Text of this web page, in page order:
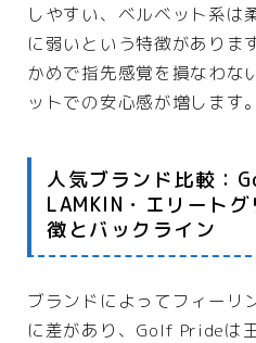
しやすい、ベルベット系は
に弱いという特徴がありま
かめで指先感覚を損なわな
ットでの安心感が増します。
人気ブランド比較：
LAMKIN・エリート
徴とバックライン
ブランドによってフィーリ
に差があり、Golf Prideは